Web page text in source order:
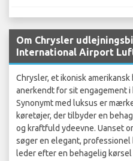
Om Chrysler
International Airport
Chrysler, et ikonisk
anerkendt for sit engagement
Synonymt med luksus er
køretøjer, der tilbyder en
og kraftfuld ydeevne. Uanset
søger en elegant,
leder efter en behagelig